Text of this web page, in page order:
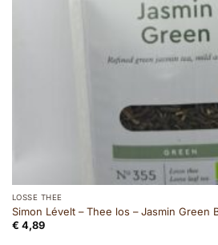
LOSSE THEE
Simon Lévelt – Thee los – Jasmin Green
€ 4,89